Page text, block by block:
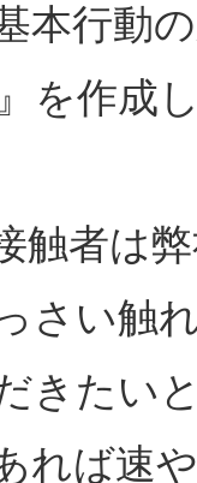
本行動
を作成
触者は
さい触
きたい
れば速